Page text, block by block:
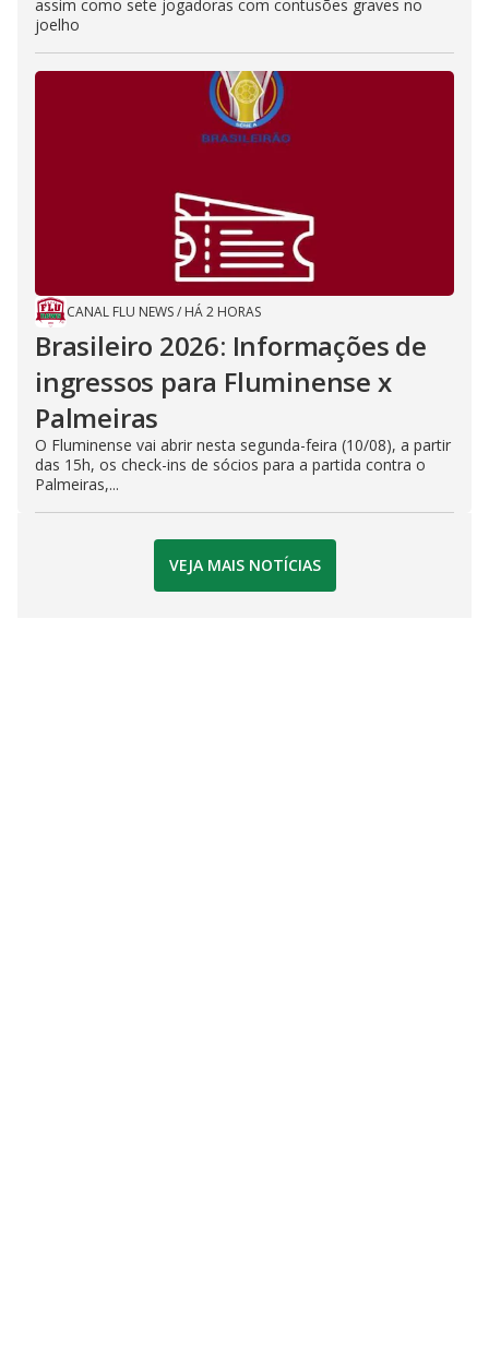
assim como sete jogadoras com contusões graves no
joelho
CANAL FLU NEWS/ HÁ 2 HORAS
Brasileiro 2026: Informações de
ingressos para Fluminense x
Palmeiras
O Fluminense vai abrir nesta segunda-feira (10/08), a partir
das 15h, os check-ins de sócios para a partida contra o
Palmeiras,...
VEJA MAIS NOTÍCIAS